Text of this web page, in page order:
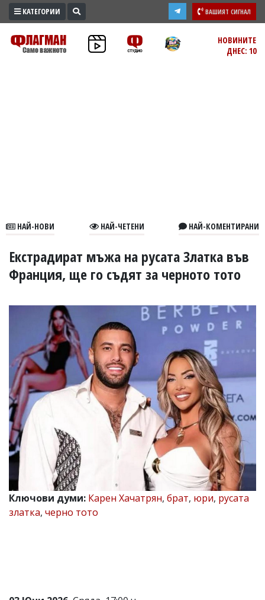
ПРОМО
ЗОНА
В
УКРАЙНА
СПОРТ
РАЗСЛЕДВАНЕ
Управители:
Веселин
Василев,
email:
v.vasilev@flagman.bg
Катя
Касабова,
еmail:
k.kassabova@flagman.bg
Главен
редактор:
Иван
Колев,
email:
от
КАТЕГОРИИ ВАШИЯТ СИГНАЛ
НОВИНИТЕ
ДНЕС: 10
НАЙ-НОВИ НАЙ-ЧЕТЕНИ НАЙ-КОМЕНТИРАНИ
Екстрадират мъжа на русата Златка във
Франция, ще го съдят за черното тото
Ключови думи: Карен Хачатрян, брат, юри, русата
златка, черно тото